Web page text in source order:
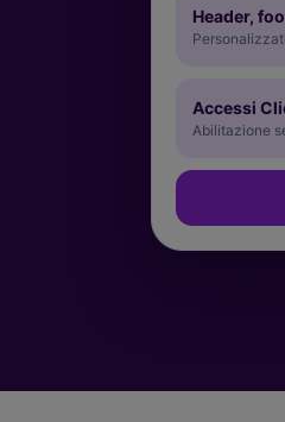
Header,
Personalizzati
Accessi
Abilitazione